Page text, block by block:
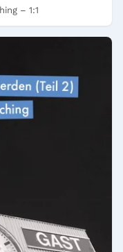
– 1:1